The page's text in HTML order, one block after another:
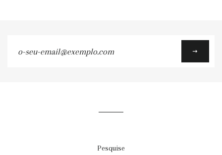
Pesquise